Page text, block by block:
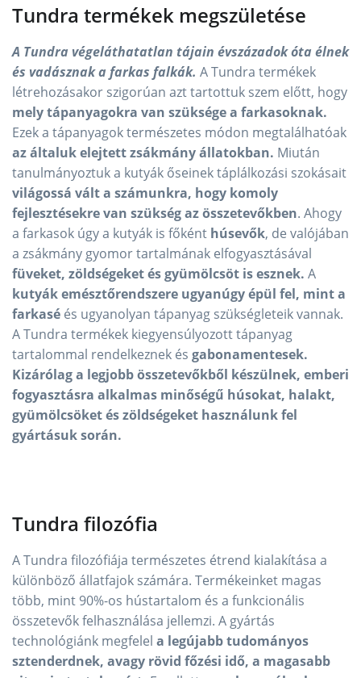
Tundra termékek megszületése
A Tundra végeláthatatlan tájain évszázadok óta élnek
és vadásznak a farkas falkák. A Tundra termékek
létrehozásakor szigorúan azt tartottuk szem előtt, hogy
mely tápanyagokra van szüksége a farkasoknak.
Ezek a tápanyagok természetes módon megtalálhatóak
az általuk elejtett zsákmány állatokban. Miután
tanulmányoztuk a kutyák őseinek táplálkozási szokásait
világossá vált a számunkra, hogy komoly
fejlesztésekre van szükség az összetevőkben. Ahogy
a farkasok úgy a kutyák is főként húsevők, de valójában
a zsákmány gyomor tartalmának elfogyasztásával
füveket, zöldségeket és gyümölcsöt is esznek. A
kutyák emésztőrendszere ugyanúgy épül fel, mint a
farkasé és ugyanolyan tápanyag szükségleteik vannak.
A Tundra termékek kiegyensúlyozott tápanyag
tartalommal rendelkeznek és gabonamentesek.
Kizárólag a legjobb összetevőkből készülnek, emberi
fogyasztásra alkalmas minőségű húsokat, halakt,
gyümölcsöket és zöldségeket használunk fel
gyártásuk során.
Tundra filozófia
A Tundra filozófiája természetes étrend kialakítása a
különböző állatfajok számára. Termékeinket magas
több, mint 90%-os hústartalom és a funkcionális
összetevők felhasználása jellemzi. A gyártás
technológiánk megfelel a legújabb tudományos
sztenderdnek, avagy rövid főzési idő, a magasabb